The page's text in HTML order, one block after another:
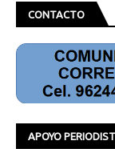
CONTACTO
APOYO